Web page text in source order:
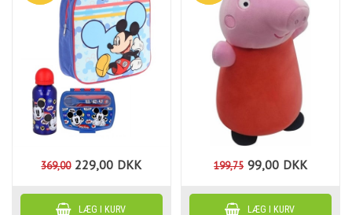
369,00 229,00 DKK 199,75 99,00 DKK